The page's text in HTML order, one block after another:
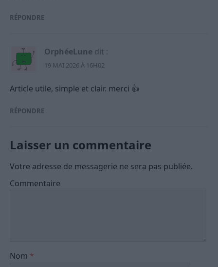
RÉPONDRE
OrphéeLune dit :
19 MAI 2026 À 16H02
Article utile, simple et clair. merci 👍
RÉPONDRE
Laisser un commentaire
Votre adresse de messagerie ne sera pas publiée.
Commentaire
Nom *